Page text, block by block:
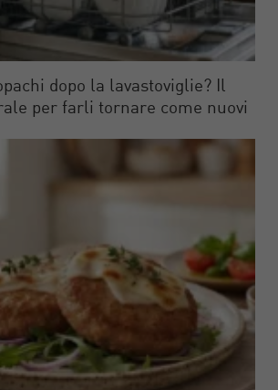
dopo la lavastoviglie? Il
per farli tornare come nuovi